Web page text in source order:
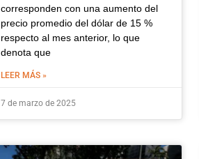
corresponden con una aumento del
precio promedio del dólar de 15 %
respecto al mes anterior, lo que
denota que
LEER MÁS »
7 de marzo de 2025